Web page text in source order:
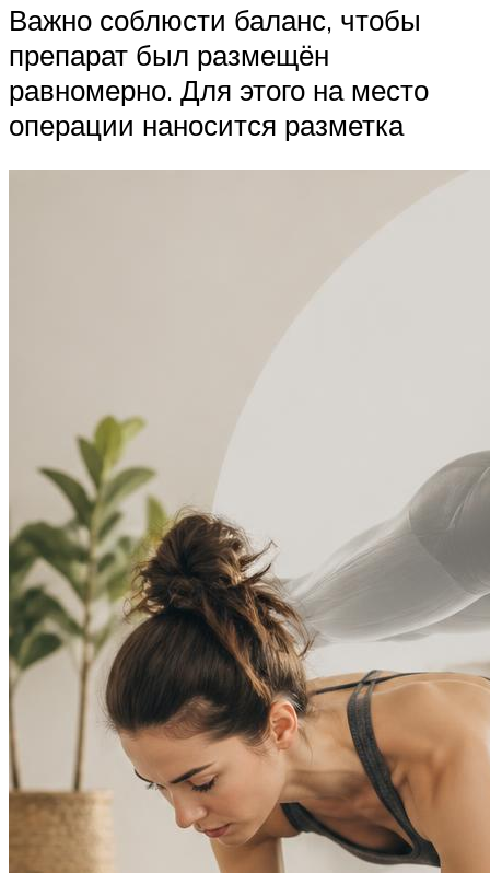
Важно соблюсти баланс, чтобы
препарат был размещён
равномерно. Для этого на место
операции наносится разметка